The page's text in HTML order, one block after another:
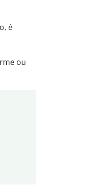
é
ou